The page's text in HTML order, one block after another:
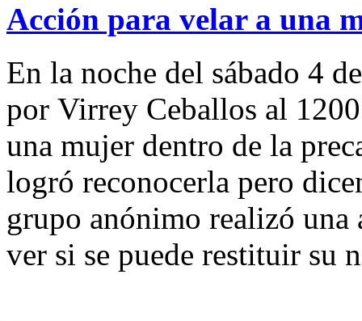
Acción para velar a una
En la noche del sábado 4
por Virrey Ceballos al
una mujer dentro de la
logró reconocerla pero
grupo anónimo realizó
ver si se puede restituir su